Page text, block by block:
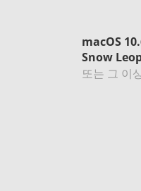
macOS
Snow
또는 그 이